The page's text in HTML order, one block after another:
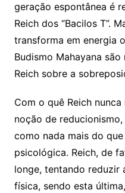
geração espontânea é
Reich dos “Bacilos T”.
transforma em energia
Budismo Mahayana
Reich sobre a
Com o quê Reich
noção de
como nada mais do
psicológica. Reich, de
longe, tentando reduzir
física, sendo esta